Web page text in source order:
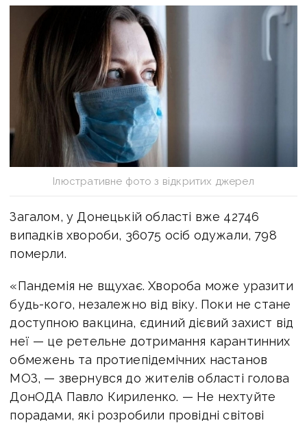
Ілюстративне фото з відкритих джерел
Загалом, у Донецькій області вже 42746
випадків хвороби, 36075 осіб одужали, 798
померли.
«Пандемія не вщухає. Хвороба може уразити
будь-кого, незалежно від віку. Поки не стане
доступною вакцина, єдиний дієвий захист від
неї — це ретельне дотримання карантинних
обмежень та протиепідемічних настанов
МОЗ, — звернувся до жителів області голова
ДонОДА Павло Кириленко. — Не нехтуйте
порадами, які розробили провідні світові